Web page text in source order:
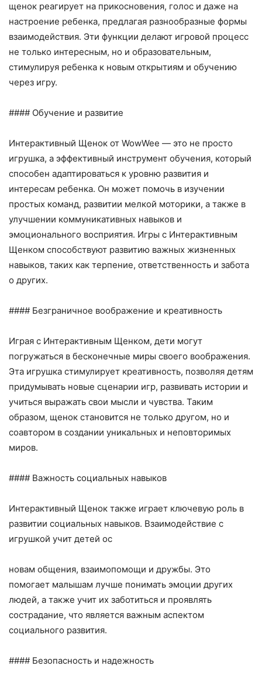
щенок реагирует на прикосновения, голос и даже на
настроение ребенка, предлагая разнообразные формы
взаимодействия. Эти функции делают игровой процесс
не только интересным, но и образовательным,
стимулируя ребенка к новым открытиям и обучению
через игру.
#### Обучение и развитие
Интерактивный Щенок от WowWee — это не просто
игрушка, а эффективный инструмент обучения, который
способен адаптироваться к уровню развития и
интересам ребенка. Он может помочь в изучении
простых команд, развитии мелкой моторики, а также в
улучшении коммуникативных навыков и
эмоционального восприятия. Игры с Интерактивным
Щенком способствуют развитию важных жизненных
навыков, таких как терпение, ответственность и забота
о других.
#### Безграничное воображение и креативность
Играя с Интерактивным Щенком, дети могут
погружаться в бесконечные миры своего воображения.
Эта игрушка стимулирует креативность, позволяя детям
придумывать новые сценарии игр, развивать истории и
учиться выражать свои мысли и чувства. Таким
образом, щенок становится не только другом, но и
соавтором в создании уникальных и неповторимых
миров.
#### Важность социальных навыков
Интерактивный Щенок также играет ключевую роль в
развитии социальных навыков. Взаимодействие с
игрушкой учит детей ос
новам общения, взаимопомощи и дружбы. Это
помогает малышам лучше понимать эмоции других
людей, а также учит их заботиться и проявлять
сострадание, что является важным аспектом
социального развития.
#### Безопасность и надежность